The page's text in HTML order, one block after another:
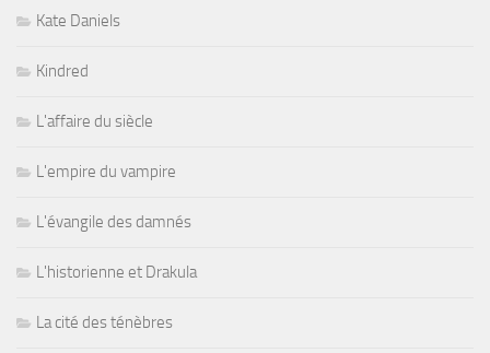
Kate Daniels
Kindred
L'affaire du siècle
L'empire du vampire
L'évangile des damnés
L'historienne et Drakula
La cité des ténèbres